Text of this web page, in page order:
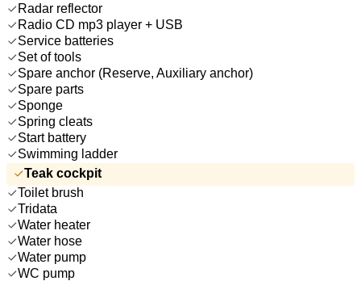
Radar reflector
Radio CD mp3 player + USB
Service batteries
Set of tools
Spare anchor (Reserve, Auxiliary anchor)
Spare parts
Sponge
Spring cleats
Start battery
Swimming ladder
Teak cockpit
Toilet brush
Tridata
Water heater
Water hose
Water pump
WC pump